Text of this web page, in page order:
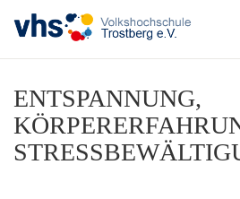
ENTSPANNUNG,